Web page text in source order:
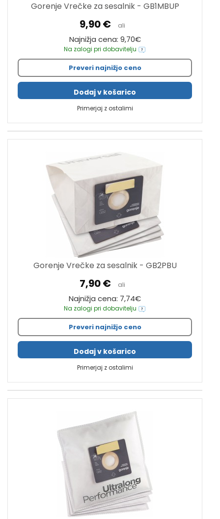
Gorenje Vrečke za sesalnik - GB1MBUP
9,90 € ali
Najnižja cena: 9,70€
Na zalogi pri dobavitelju
Preveri najnižjo ceno
Dodaj v košarico
Primerjaj z ostalimi
Gorenje Vrečke za sesalnik - GB2PBU
7,90 € ali
Najnižja cena: 7,74€
Na zalogi pri dobavitelju
Preveri najnižjo ceno
Dodaj v košarico
Primerjaj z ostalimi